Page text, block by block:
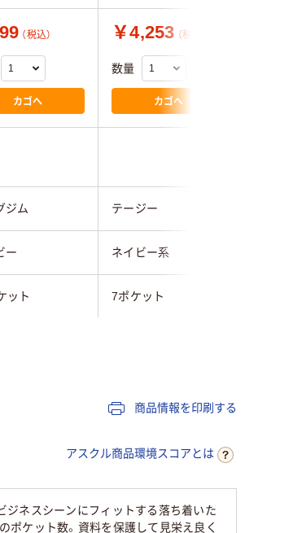
（税込）
カゴへ
￥4,253 （税込）
数量
カゴへ
ジム テージー
ー ネイビー系
ット 7ポケット
商品情報を印刷する
アスクル商品環境スコアとは
ジネスシーンにフィットする落ち着いた
ポケット数。資料を保護して見栄え良く